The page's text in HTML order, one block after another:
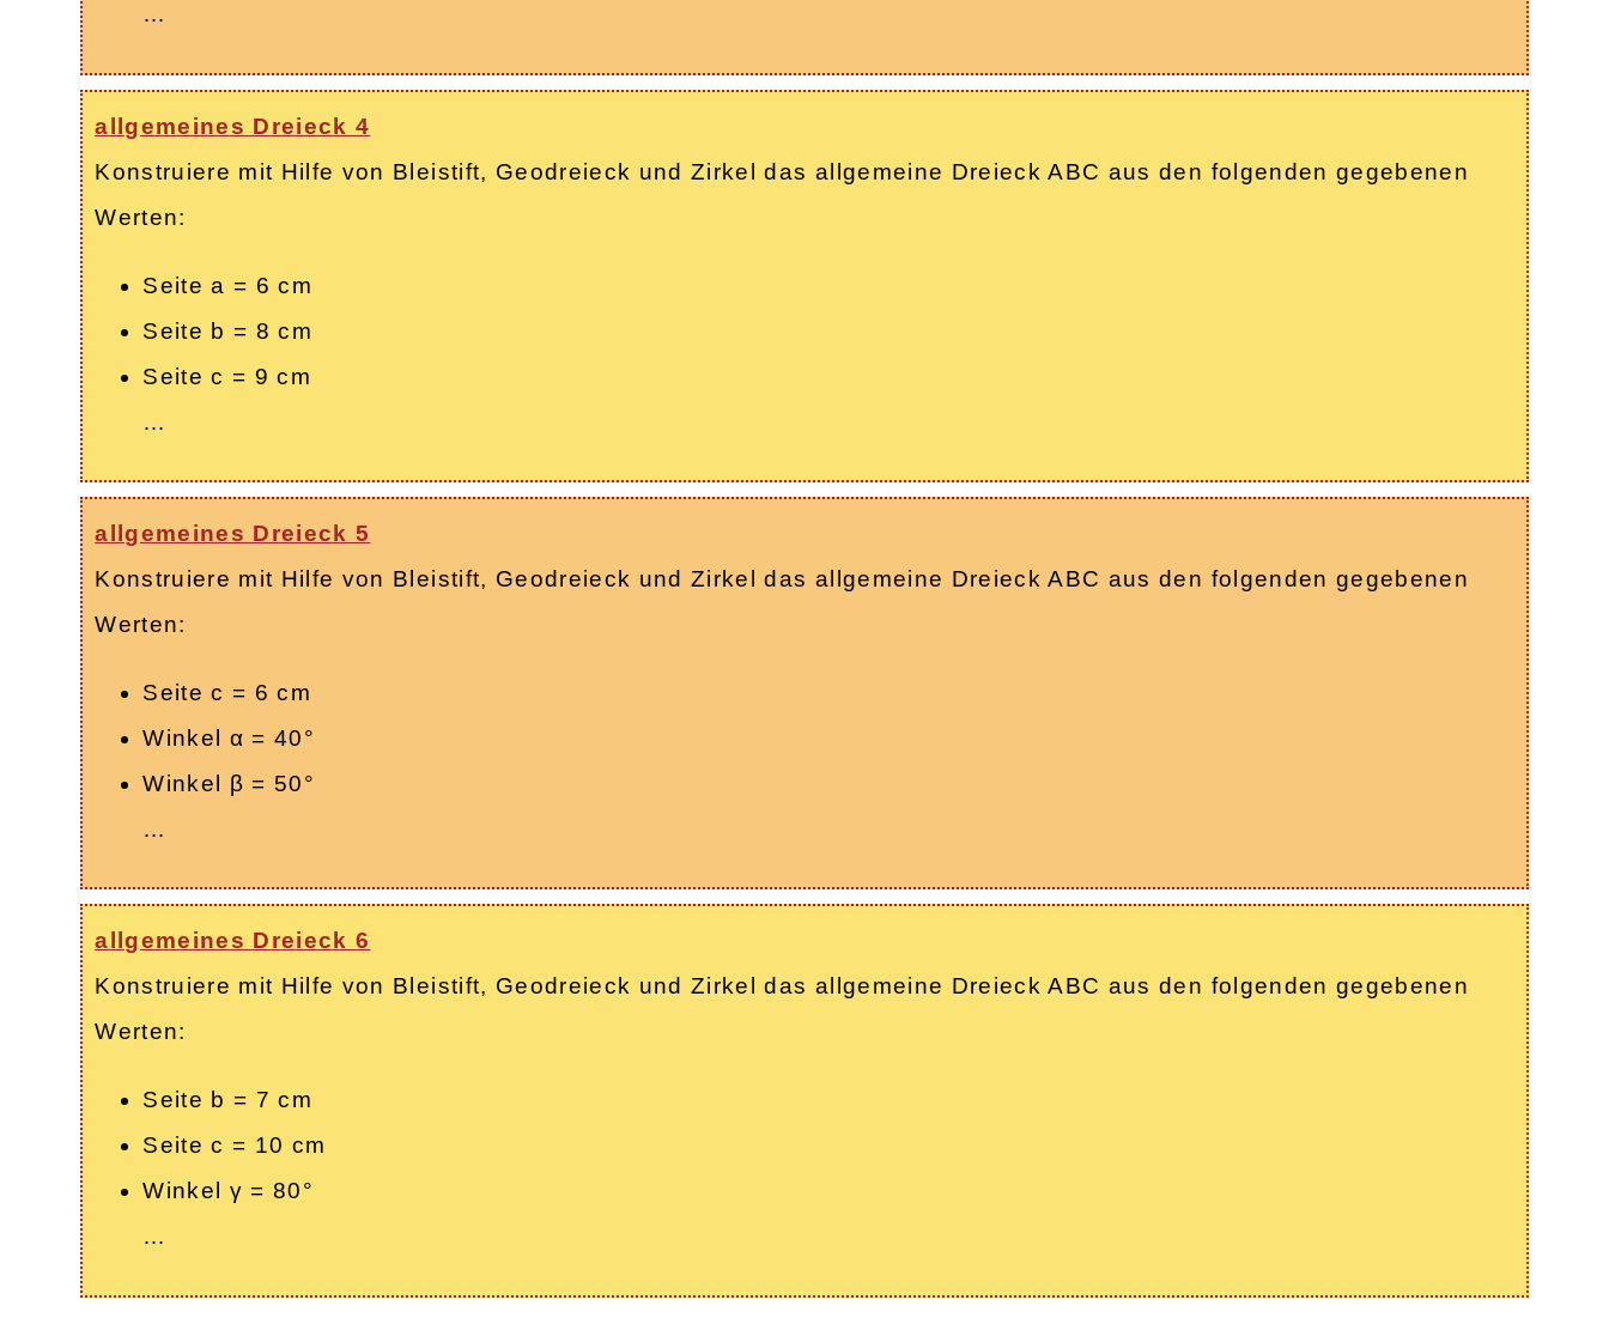
…
allgemeines Dreieck 4
Konstruiere mit Hilfe von Bleistift, Geodreieck und Zirkel das allgemeine Dreieck ABC aus den folgenden gegebenen
Werten:
Seite a = 6 cm
Seite b = 8 cm
Seite c = 9 cm
…
allgemeines Dreieck 5
Konstruiere mit Hilfe von Bleistift, Geodreieck und Zirkel das allgemeine Dreieck ABC aus den folgenden gegebenen
Werten:
Seite c = 6 cm
Winkel α = 40°
Winkel β = 50°
…
allgemeines Dreieck 6
Konstruiere mit Hilfe von Bleistift, Geodreieck und Zirkel das allgemeine Dreieck ABC aus den folgenden gegebenen
Werten:
Seite b = 7 cm
Seite c = 10 cm
Winkel γ = 80°
…